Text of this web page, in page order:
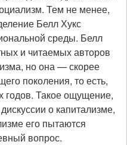
Тем не менее,
Белл Хукс
среды. Белл
и читаемых авторов
но она — скорее
поколения, то есть,
годов. Такое ощущение,
о капитализме,
его пытаются
вопрос.